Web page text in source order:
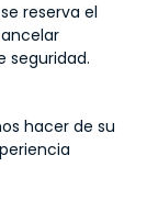
reserva el
seguridad.
hacer de su